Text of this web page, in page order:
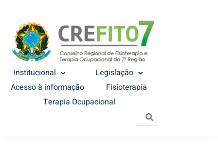
Institucional
Legislação
Acesso à informação
Fisioterapia
Terapia Ocupacional